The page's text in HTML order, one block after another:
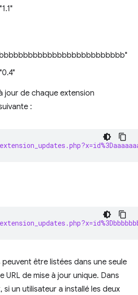
jour de chaque extension
:
peuvent être listées dans une seule
de mise à jour unique. Dans
un utilisateur a installé les deux